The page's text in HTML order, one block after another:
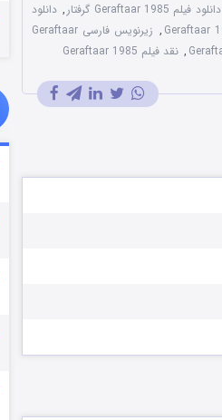
دانلود فیلم Geraftaar 1985 گرفتار , دانلود
,
زیرنویس فارسی Geraftaar
, نقد فیلم Geraftaar 1985